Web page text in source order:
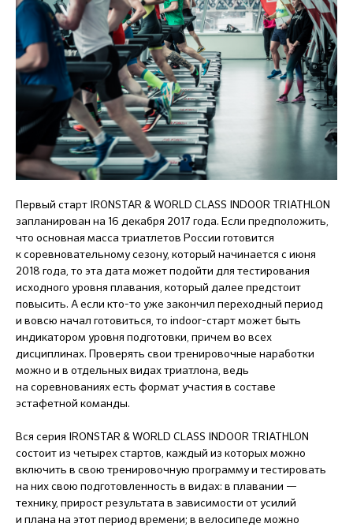
Первый старт IRONSTAR & WORLD CLASS INDOOR TRIATHLON
запланирован на 16 декабря 2017 года. Если предположить,
что основная масса триатлетов России готовится
к соревновательному сезону, который начинается с июня
2018 года, то эта дата может подойти для тестирования
исходного уровня плавания, который далее предстоит
повысить. А если кто-то уже закончил переходный период
и вовсю начал готовиться, то indoor-старт может быть
индикатором уровня подготовки, причем во всех
дисциплинах. Проверять свои тренировочные наработки
можно и в отдельных видах триатлона, ведь
на соревнованиях есть формат участия в составе
эстафетной команды.
Вся серия IRONSTAR & WORLD CLASS INDOOR TRIATHLON
состоит из четырех стартов, каждый из которых можно
включить в свою тренировочную программу и тестировать
на них свою подготовленность в видах: в плавании —
технику, прирост результата в зависимости от усилий
и плана на этот период времени; в велосипеде можно